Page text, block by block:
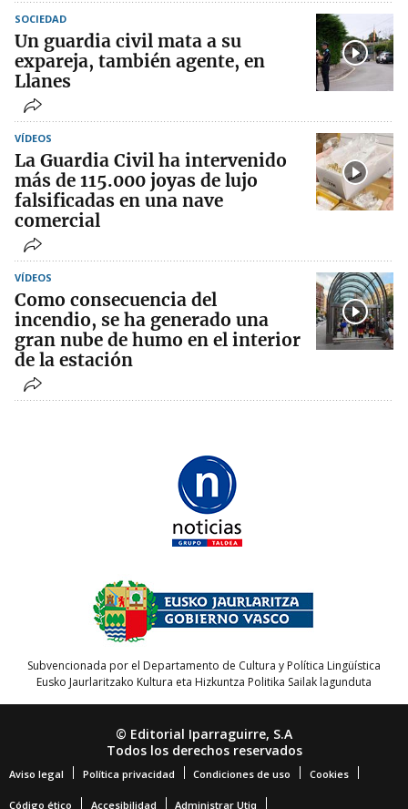
SOCIEDAD
Un guardia civil mata a su
expareja, también agente, en
Llanes
VÍDEOS
La Guardia Civil ha intervenido
más de 115.000 joyas de lujo
falsificadas en una nave
comercial
VÍDEOS
Como consecuencia del
incendio, se ha generado una
gran nube de humo en el interior
de la estación
Subvencionada por el Departamento de Cultura y Política Lingüística
Eusko Jaurlaritzako Kultura eta Hizkuntza Politika Sailak lagunduta
© Editorial Iparraguirre, S.A
Todos los derechos reservados
Aviso legal Política privacidad Condiciones de uso Cookies
Código ético Accesibilidad Administrar Utiq